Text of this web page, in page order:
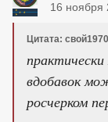
16 ноября
Цитата: свой1970
вдобавок
росчерком